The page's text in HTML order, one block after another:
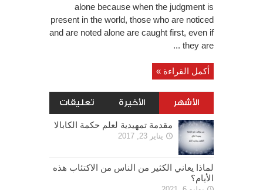
alone because when the judgment is
present in the world, those who are noticed
and are noted alone are caught first, even if
they are ...
أكمل القراءة »
الأشهر الأخيرة تعليقات
مقدمة تمهيدية لعلم حكمة الكابالا
يناير 23, 2017
لماذا يعاني الكثير من الناس من الاكتئاب هذه
الأيام؟